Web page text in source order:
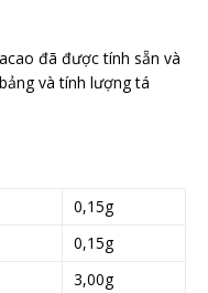
đã được tính sẵn và
và tính lượng tá
0,15g
0,15g
3,00g